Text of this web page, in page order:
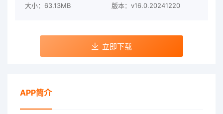
大小：63.13MB 版本：v16.0.20241220
立即下载
APP简介